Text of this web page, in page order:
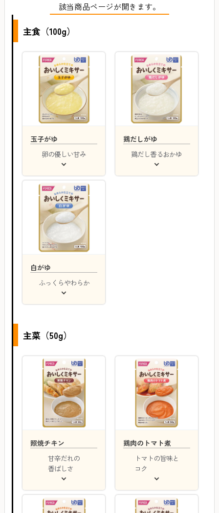
該当商品ページが開きます。
主食（100g）
玉子がゆ
卵の優しい甘み
鶏だしがゆ
鶏だし香るおかゆ
白がゆ
ふっくらやわらか
主菜（50g）
照焼チキン
甘辛だれの
香ばしさ
鶏肉のトマト煮
トマトの旨味と
コク